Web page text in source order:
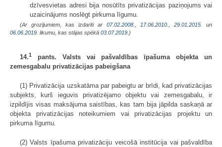
dzīvesvietas adresi bija nosūtīts privatizācijas paziņojums vai
uzaicinājums noslēgt pirkuma līgumu.
(Ar grozījumiem, kas izdarīti ar 07.02.2008. 17.06.2010. 29.01.2015.
un
06.06.2019 . likumu, kas stājas spēkā 03.07.2019. )
14.1
pants. Valsts vai pašvaldības īpašuma objekta un
zemesgabalu privatizācijas pabeigšana
(1) Privatizācija uzskatāma par pabeigtu ar brīdi, kad privatizācijas
subjekts, kurš ieguvis privatizējamo objektu vai zemesgabalu, ir
izpildījis visas maksājuma saistības, kas tam bija jāpilda saskaņā ar
objekta privatizācijas noteikumiem vai privatizācijas projektu un
pirkuma līgumu.
(2) Valsts īpašuma privatizāciju veicošā institūcija vai pašvaldība